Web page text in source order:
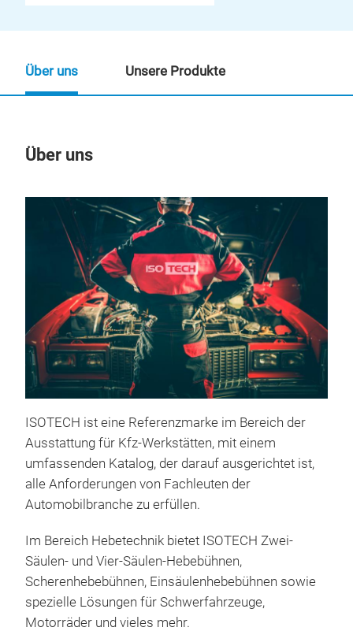
Über uns
ISOTECH ist eine Referenzmarke im Bereich der
Ausstattung für Kfz-Werkstätten, mit einem
umfassenden Katalog, der darauf ausgerichtet ist,
alle Anforderungen von Fachleuten der
Automobilbranche zu erfüllen.
Im Bereich Hebetechnik bietet ISOTECH Zwei-
Säulen- und Vier-Säulen-Hebebühnen,
Scherenhebebühnen, Einsäulenhebebühnen sowie
spezielle Lösungen für Schwerfahrzeuge,
Motorräder und vieles mehr.
Über uns Unsere Produkte